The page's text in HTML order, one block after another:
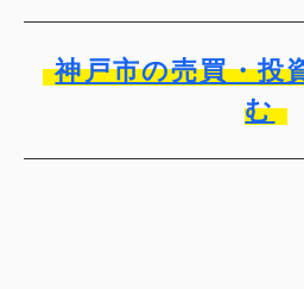
神戸市の売買・投
む